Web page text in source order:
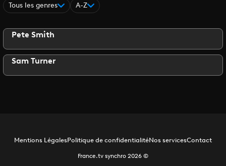
Tous les genres A-Z
Pete Smith
Sam Turner
Mentions LégalesPolitique de confidentialitéNos servicesContact
France.tv synchro 2026 ©